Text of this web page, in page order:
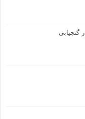
گنجیابی